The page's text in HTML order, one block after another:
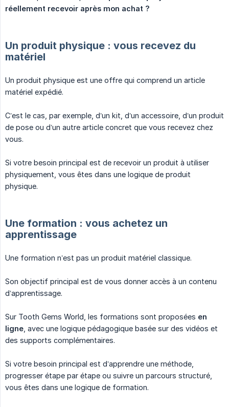
réellement recevoir après mon achat ?
Un produit physique : vous recevez du
matériel
Un produit physique est une offre qui comprend un article
matériel expédié.
C’est le cas, par exemple, d’un kit, d’un accessoire, d’un produit
de pose ou d’un autre article concret que vous recevez chez
vous.
Si votre besoin principal est de recevoir un produit à utiliser
physiquement, vous êtes dans une logique de produit
physique.
Une formation : vous achetez un
apprentissage
Une formation n’est pas un produit matériel classique.
Son objectif principal est de vous donner accès à un contenu
d’apprentissage.
Sur Tooth Gems World, les formations sont proposées en
ligne , avec une logique pédagogique basée sur des vidéos et
des supports complémentaires.
Si votre besoin principal est d’apprendre une méthode,
progresser étape par étape ou suivre un parcours structuré,
vous êtes dans une logique de formation.